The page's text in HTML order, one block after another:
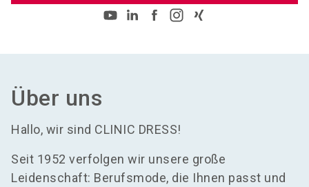
Über uns
Hallo, wir sind CLINIC DRESS!
Seit 1952 verfolgen wir unsere große
Leidenschaft: Berufsmode, die Ihnen passt und